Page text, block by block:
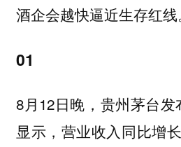
酒企会越快逼近生存红线
01
8月12日晚，贵州茅台发
显示，营业收入同比增